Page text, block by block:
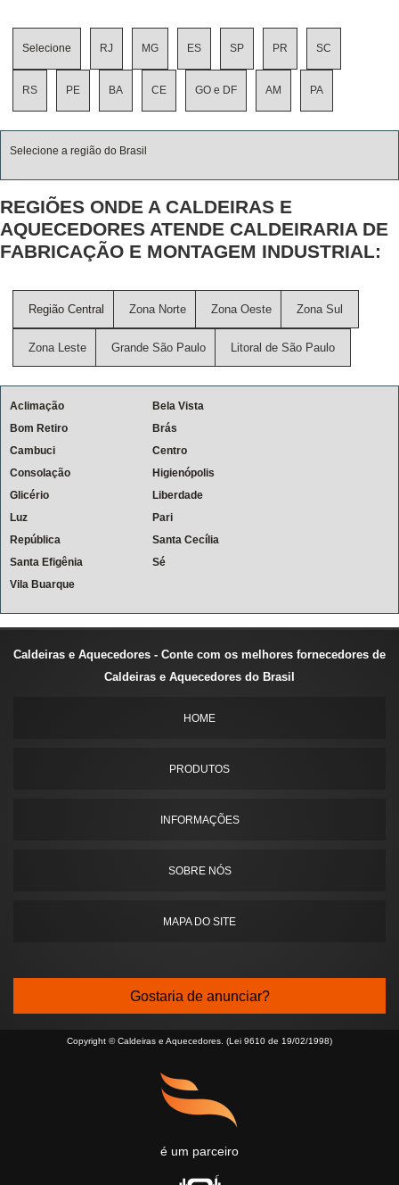
Selecione RJ MG ES SP PR SC
RS PE BA CE GO e DF AM PA
Selecione a região do Brasil
REGIÕES ONDE A CALDEIRAS E
AQUECEDORES ATENDE CALDEIRARIA DE
FABRICAÇÃO E MONTAGEM INDUSTRIAL:
Região Central Zona Norte Zona Oeste Zona Sul
Zona Leste Grande São Paulo Litoral de São Paulo
Aclimação
Bela Vista
Bom Retiro
Brás
Cambuci
Centro
Consolação
Higienópolis
Glicério
Liberdade
Luz
Pari
República
Santa Cecília
Santa Efigênia
Sé
Vila Buarque
Caldeiras e Aquecedores - Conte com os melhores fornecedores de
Caldeiras e Aquecedores do Brasil
HOME
PRODUTOS
INFORMAÇÕES
SOBRE NÓS
MAPA DO SITE
Gostaria de anunciar?
Copyright © Caldeiras e Aquecedores. (Lei 9610 de 19/02/1998)
é um parceiro